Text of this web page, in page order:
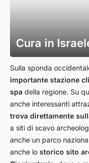
Cura in
Sulla sponda
importante stazione
spa della regione. Su
anche interessanti
trova direttamente
a siti di scavo
anche un parco
anche lo storico sito